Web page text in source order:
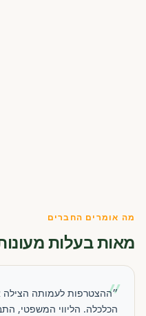
מה אומרים החברים
מאות בעלות
״
״ההצטרפות לעמותה הצילה
הכלכלה. הליווי המשפטי,